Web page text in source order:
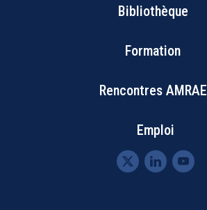
Menu
Bibliothèque
Formation
Rencontres AMRAE
Emploi